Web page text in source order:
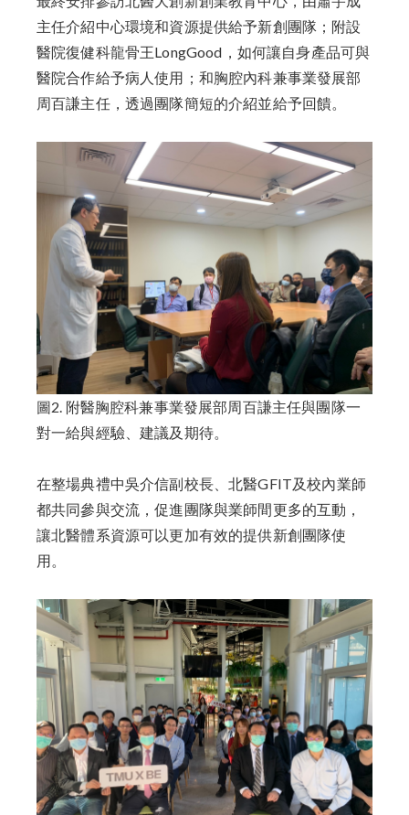
主任介紹中心環境和資源提供給予新創團隊；附設
醫院復健科龍骨王LongGood，如何讓自身產品可與
醫院合作給予病人使用；和胸腔內科兼事業發展部
周百謙主任，透過團隊簡短的介紹並給予回饋。
圖2. 附醫胸腔科兼事業發展部周百謙主任與團隊一
對一給與經驗、建議及期待。
在整場典禮中吳介信副校長、北醫GFIT及校內業師
都共同參與交流，促進團隊與業師間更多的互動，
讓北醫體系資源可以更加有效的提供新創團隊使
用。